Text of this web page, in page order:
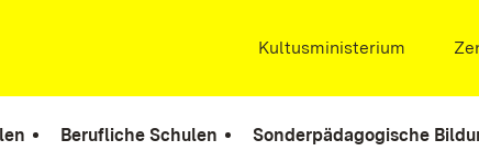
Extern:
Kultusministerium (Öffnet
Berufliche Schulen Sonderpädagogische